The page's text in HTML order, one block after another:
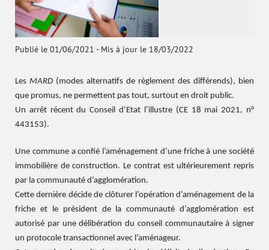
Publié le 01/06/2021 - Mis à jour le 18/03/2022
Les MARD (modes alternatifs de règlement des différends), bien
que promus, ne permettent pas tout, surtout en droit public.
Un arrêt récent du Conseil d’Etat l’illustre (CE 18 mai 2021, n°
443153).
Une commune a confié l’aménagement d’une friche à une société
immobilière de construction. Le contrat est ultérieurement repris
par la communauté d’agglomération.
Cette dernière décide de clôturer l’opération d’aménagement de la
friche et le président de la communauté d’agglomération est
autorisé par une délibération du conseil communautaire à signer
un protocole transactionnel avec l’aménageur.